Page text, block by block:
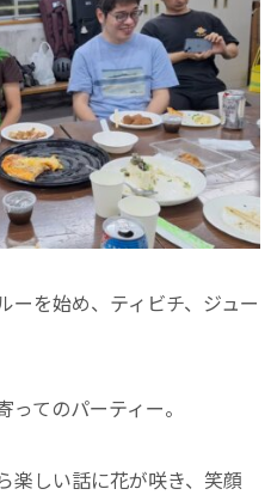
ーを始め、ティビチ、ジュー
てのパーティー。
楽しい話に花が咲き、笑顔